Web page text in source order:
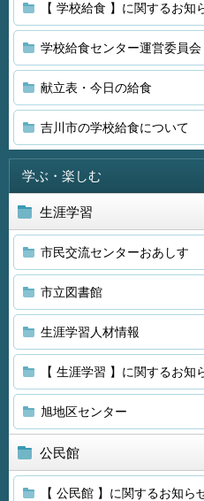
【 学校給食 】に関するお知
学校給食センター運営委員会
献立表・今日の給食
吉川市の学校給食について
学ぶ・楽しむ
生涯学習
市民交流センターおあしす
市立図書館
生涯学習人材情報
【 生涯学習 】に関するお知
旭地区センター
公民館
【 公民館 】に関するお知ら